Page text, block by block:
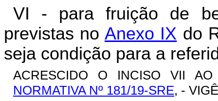
VI - para fruição de
previstas no Anexo IX do
seja condição para a
ACRESCIDO O INCISO VII
NORMATIVA Nº 181/19-SRE, -